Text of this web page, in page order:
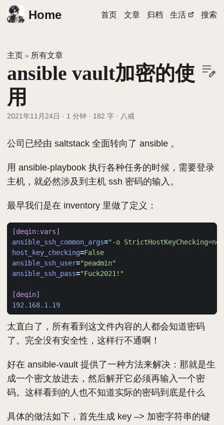
Home 首页 文章 归档 生活 搜索
主页 » 所有文章
ansible vault加密的使
用
2021年11月24日 · 1 分钟 · 182 字 · 八戒
公司已经由 saltstack 全面转向了 ansible 。
用 ansible-playbook 执行各种任务的时候，需要登录
主机，就必然涉及到主机 ssh 密码的输入。
最早我们是在 inventory 里做了定义：
[deqin:vars]
ansible_ssh_common_args="-o
host_key_checking=False
ansible_ssh_user="peadmin"
ansible_ssh_pass="Fuck2021!"
[deqin]
192.168.1.19
太直白了，所有看到这文件内容的人都会知道密码
了。完全没有安全性，这样行不通啊！
好在 ansible-vault 提供了一种方法来解决：那就是生
成一个密文放进去，然后解开它必须再输入一个密
码。这样看到的人也不知道实际的密码到底是什么
具体的做法如下，首先生成 key –> 加密字符串的键